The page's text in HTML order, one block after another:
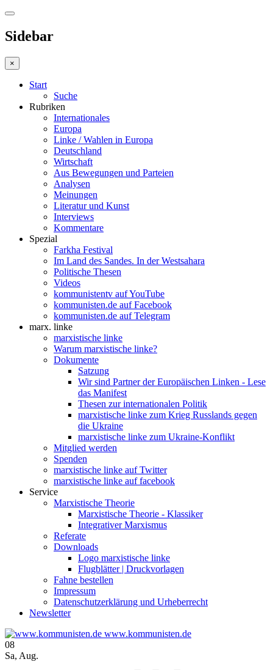
Sidebar
×
Start
Suche
Rubriken
Internationales
Europa
Linke / Wahlen in Europa
Deutschland
Wirtschaft
Aus Bewegungen und Parteien
Analysen
Meinungen
Literatur und Kunst
Interviews
Kommentare
Spezial
Farkha Festival
Im Land des Sandes. In der Westsahara
Politische Thesen
Videos
kommunistentv auf YouTube
kommunisten.de auf Facebook
kommunisten.de auf Telegram
marx. linke
marxistische linke
Warum marxistische linke?
Dokumente
Satzung
Wir sind Partner der Europäischen Linken - Lese
das Manifest
Thesen zur internationalen Politik
marxistische linke zum Krieg Russlands gegen
die Ukraine
marxistische linke zum Ukraine-Konflikt
Mitglied werden
Spenden
marxistische linke auf Twitter
marxistische linke auf facebook
Service
Marxistische Theorie
Marxistische Theorie - Klassiker
Integrativer Marxismus
Referate
Downloads
Logo marxistische linke
Flugblätter | Druckvorlagen
Fahne bestellen
Impressum
Datenschutzerklärung und Urheberrecht
Newsletter
www.kommunisten.de
08
Sa, Aug.